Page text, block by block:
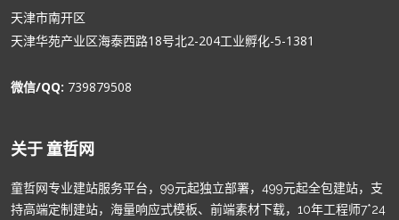
天津市南开区
天津华苑产业区海泰西路18号北2-204工业孵化-5-1381
微信/QQ: 739879508
关于 童哲网
童哲网专业建站服务平台，99元起独立部署，499元起全包建站，支
持高端定制建站，海量响应式模板、前端素材下载，10年工程师7*24